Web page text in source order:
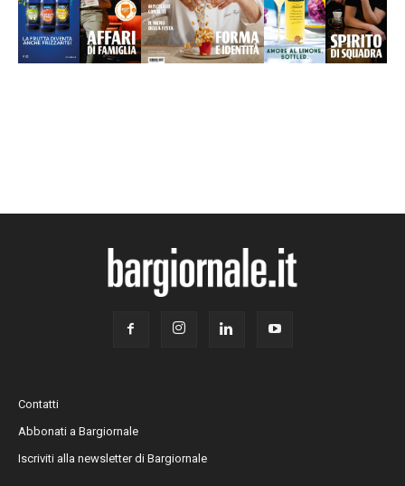
Contatti
Abbonati a Bargiornale
Iscriviti alla newsletter di Bargiornale